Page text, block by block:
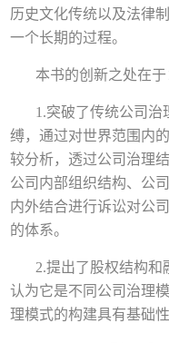
历史文化传统以及法律
一个长期的过程。
本书的创新之处在于
1.突破了传统公司
缚，通过对世界范围内
较分析，透过公司治理
公司内部组织结构、公
内外结合进行诉讼对公
的体系。
2.提出了股权结构和
认为它是不同公司治理
理模式的构建具有基础性